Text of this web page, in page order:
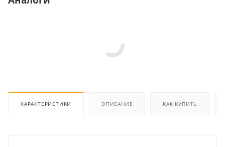
ХАРАКТЕРИСТИКИ ОПИСАНИЕ КАК КУПИТЬ